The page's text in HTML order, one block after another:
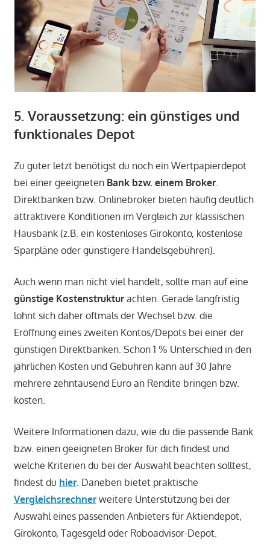
5. Voraussetzung: ein günstiges und
funktionales Depot
Zu guter letzt benötigst du noch ein Wertpapierdepot
bei einer geeigneten Bank bzw. einem Broker.
Direktbanken bzw. Onlinebroker bieten häufig deutlich
attraktivere Konditionen im Vergleich zur klassischen
Hausbank (z.B. ein kostenloses Girokonto, kostenlose
Sparpläne oder günstigere Handelsgebühren).
Auch wenn man nicht viel handelt, sollte man auf eine
günstige Kostenstrukturachten. Gerade langfristig
lohnt sich daher oftmals der Wechsel bzw. die
Eröffnung eines zweiten Kontos/Depots bei einer der
günstigen Direktbanken. Schon 1 % Unterschied in den
jährlichen Kosten und Gebühren kann auf 30 Jahre
mehrere zehntausend Euro an Rendite bringen bzw.
kosten.
Weitere Informationen dazu, wie du die passende Bank
bzw. einen geeigneten Broker für dich findest und
welche Kriterien du bei der Auswahl beachten solltest,
findest du hier. Daneben bietet praktische
Vergleichsrechnerweitere Unterstützung bei der
Auswahl eines passenden Anbieters für Aktiendepot,
Girokonto, Tagesgeld oder Roboadvisor-Depot.